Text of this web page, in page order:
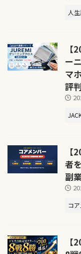
人
【
ー
マ
評
【
者
副
コ
【